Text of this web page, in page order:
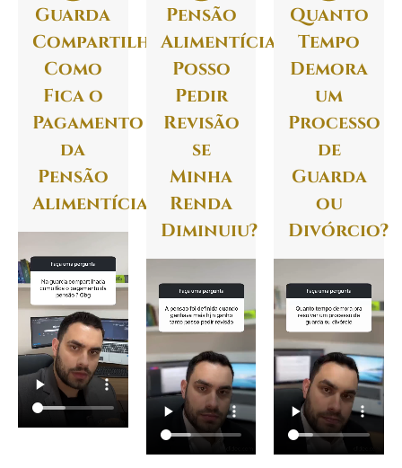
Guarda
Compartilhada:
Como
Fica o
Pagamento
da
Pensão
Alimentícia?
Pensão
Alimentícia:
Posso
Pedir
Revisão
se
Minha
Renda
Diminuiu?
Quanto
Tempo
Demora
um
Processo
de
Guarda
ou
Divórcio?